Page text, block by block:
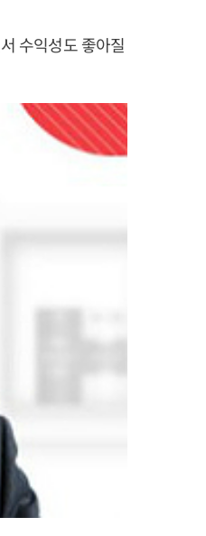
수익성도 좋아질